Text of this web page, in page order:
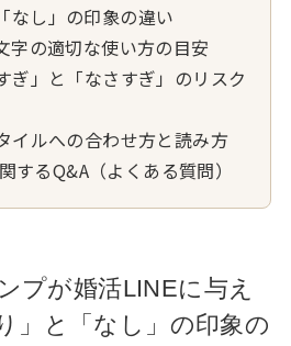
し」の印象の違い
字の適切な使い方の目安
ぎ」と「なさすぎ」のリスク
イルへの合わせ方と読み方
するQ&A（よくある質問）
プが婚活LINEに与え
と「なし」の印象の